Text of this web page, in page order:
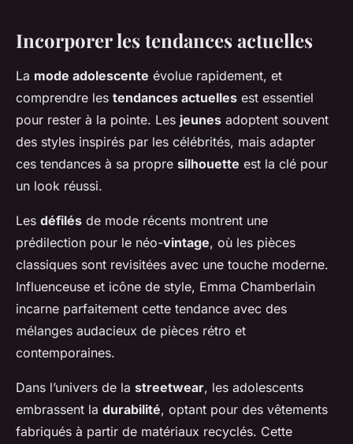
Incorporer les tendances actuelles
La mode adolescente évolue rapidement, et
comprendre les tendances actuelles est essentiel
pour rester à la pointe. Les jeunes adoptent souvent
des styles inspirés par les célébrités, mais adapter
ces tendances à sa propre silhouette est la clé pour
un look réussi.
Les défilés de mode récents montrent une
prédilection pour le néo-vintage, où les pièces
classiques sont revisitées avec une touche moderne.
Influenceuse et icône de style, Emma Chamberlain
incarne parfaitement cette tendance avec des
mélanges audacieux de pièces rétro et
contemporaines.
Dans l’univers de la streetwear, les adolescents
embrassent la durabilité, optant pour des vêtements
fabriqués à partir de matériaux recyclés. Cette